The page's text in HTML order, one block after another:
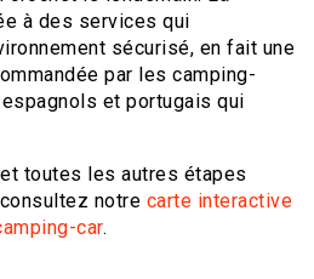
à des services qui
sécurisé, en fait une
par les camping-
et portugais qui
toutes les autres étapes
notre carte interactive
car.